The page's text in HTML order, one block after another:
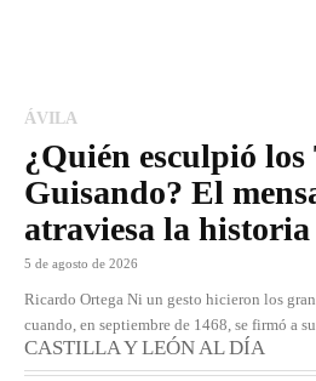
ÁVILA
¿Quién esculpió los
Guisando? El
atraviesa la historia
5 de agosto de 2026
Ricardo Ortega Ni un gesto hicieron los graníticos Toros de Guisando
cuando, en septiembre de 1468, se firmó a
CASTILLA Y LEÓN AL DÍA